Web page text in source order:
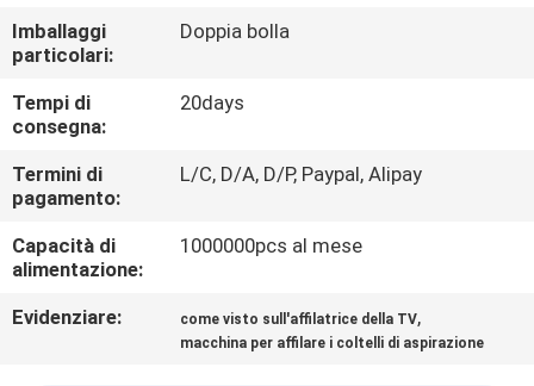
CONTROLLO
DELLA
QUALITÀ
CONTATTACI
NOTIZIE
CASI
Imballaggi
particolari:
Doppia bolla
Tempi di
consegna:
20days
Termini di
pagamento:
L/C, D/A, D/P, Paypal, Alipay
Capacità di
alimentazione:
1000000pcs al mese
Evidenziare: come visto sull'affilatrice della TV,
macchina per affilare i coltelli di aspirazione